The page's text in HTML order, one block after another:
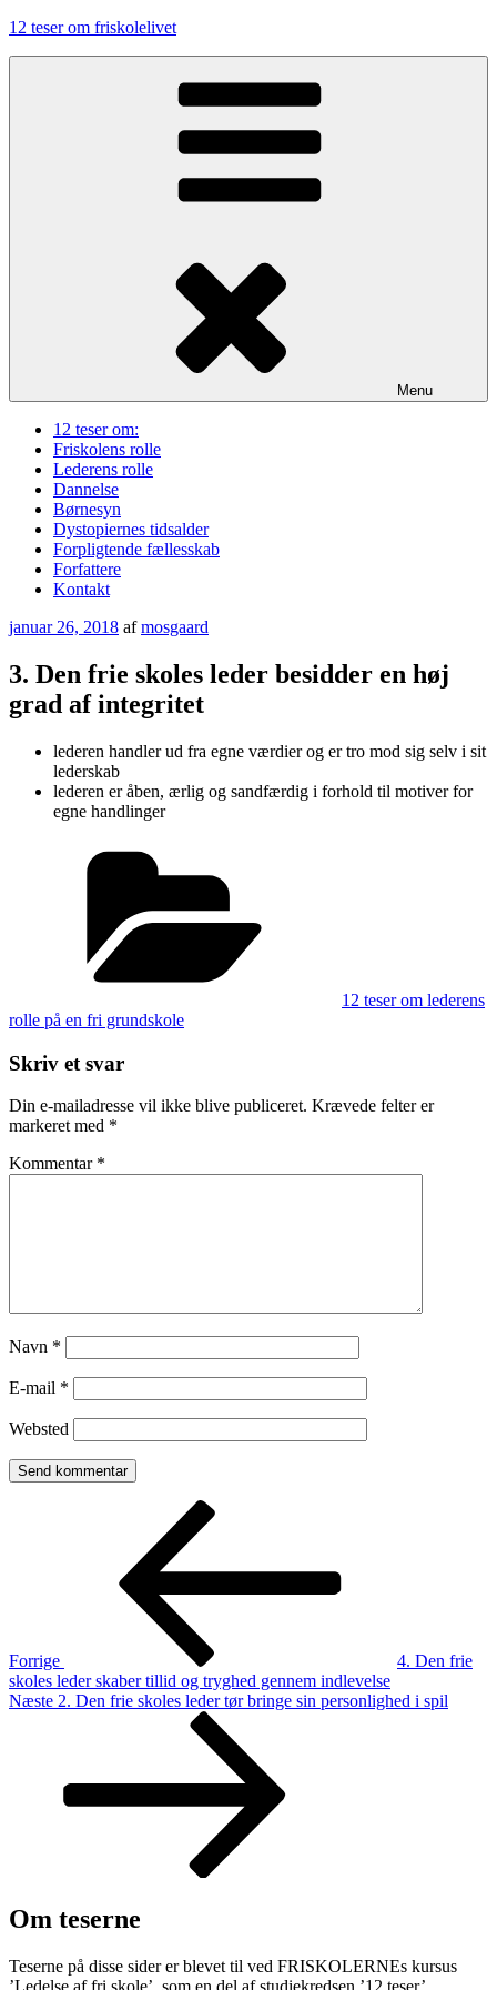
Videre
12 teser om friskolelivet
Menu
12 teser om:
Friskolens rolle
Lederens rolle
Dannelse
Børnesyn
Dystopiernes tidsalder
Forpligtende fællesskab
Forfattere
Kontakt
Udgivet
januar 26, 2018 afmosgaard
3. Den frie skoles leder besidder en høj
grad af integritet
lederen handler ud fra egne værdier og er tro mod sig selv i sit
lederskab
lederen er åben, ærlig og sandfærdig i forhold til motiver for
egne handlinger
12 teser om lederens
rolle på en fri grundskole
Skriv et svar
Din e-mailadresse vil ikke blive publiceret. Krævede felter er
markeret med *
Kommentar *
Navn *
E-mail *
Websted
Indlægsnavigation
Forrige
4. Den frie
skoles leder skaber tillid og tryghed gennem indlevelse
Næste
Næste 2. Den frie skoles leder tør bringe sin personlighed i spil
Om teserne
Teserne på disse sider er blevet til ved FRISKOLERNEs kursus
’Ledelse af fri skole’, som en del af studiekredsen ’12 teser’.